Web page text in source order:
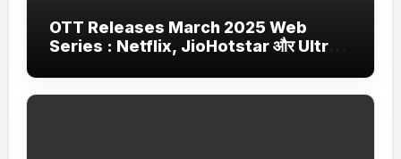
OTT Releases March 2025 Web
Series : Netflix, JioHotstar और Ultra